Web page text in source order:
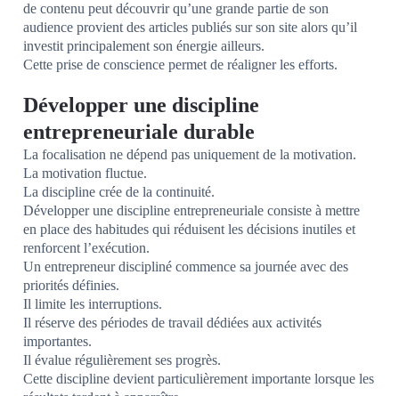
de contenu peut découvrir qu’une grande partie de son
audience provient des articles publiés sur son site alors qu’il
investit principalement son énergie ailleurs.
Cette prise de conscience permet de réaligner les efforts.
Développer une discipline
entrepreneuriale durable
La focalisation ne dépend pas uniquement de la motivation.
La motivation fluctue.
La discipline crée de la continuité.
Développer une discipline entrepreneuriale consiste à mettre
en place des habitudes qui réduisent les décisions inutiles et
renforcent l’exécution.
Un entrepreneur discipliné commence sa journée avec des
priorités définies.
Il limite les interruptions.
Il réserve des périodes de travail dédiées aux activités
importantes.
Il évalue régulièrement ses progrès.
Cette discipline devient particulièrement importante lorsque les